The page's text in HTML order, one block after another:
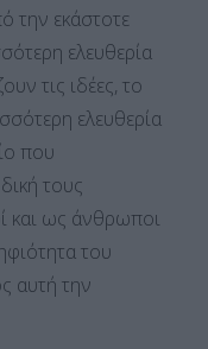
την εκάστοτε
ελευθερία
τις ιδέες, το
ελευθερία
που
τους
και ως άνθρωποι
του
αυτή την